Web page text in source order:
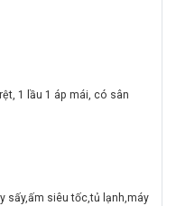
1 lầu 1 áp mái, có sân
sấy,ấm siêu tốc,tủ lạnh,máy